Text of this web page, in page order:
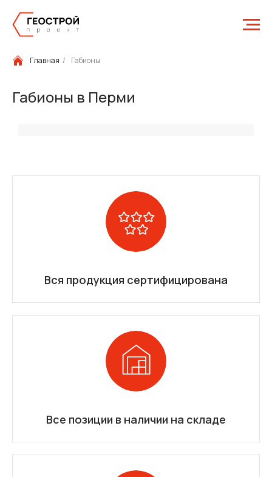
Главная / Габионы
Габионы в Перми
Вся продукция сертифицирована
Все позиции в наличии на складе